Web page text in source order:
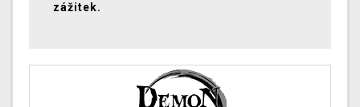
zážitek.